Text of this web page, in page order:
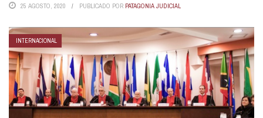
25 AGOSTO, 2020 PUBLICADO POR PATAGONIA JUDICIAL
INTERNACIONAL